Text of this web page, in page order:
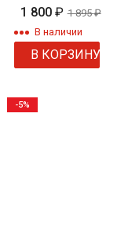
с камнем 2 2
1 800 ₽ 1 895₽
В наличии
В КОРЗИНУ
-5%